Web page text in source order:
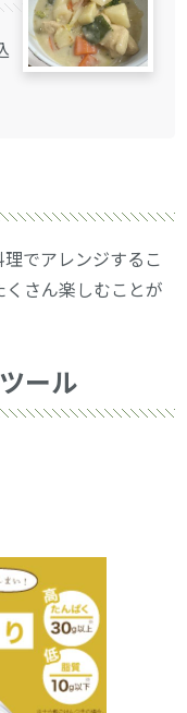
でアレンジするこ
さん楽しむことが
ール